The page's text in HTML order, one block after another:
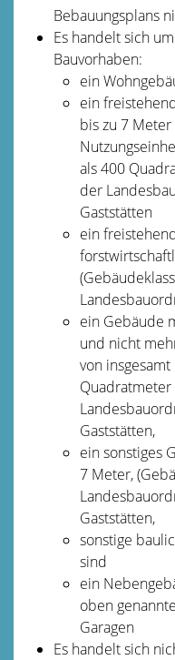
Bebauungsplans
Es handelt sich
Bauvorhaben:
ein
ein
bis zu 7
als 400
der
Gaststätten
ein
ein Gebäude
und nicht
von
Quadratmeter
Gaststätten,
ein sonstiges
7 Meter,
Gaststätten,
sonstige
sind
ein
oben
Garagen
Es handelt sich